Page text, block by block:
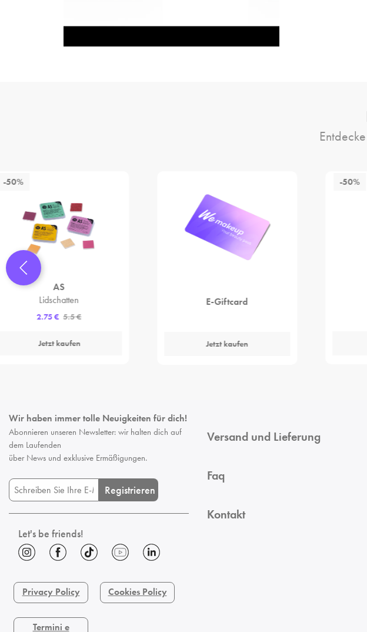
-50%
AS
Lidschatten
2.75 € 5.5 €
Jetzt kaufen
E-Giftcard
Jetzt kaufen
-50%
Wir haben immer tolle Neuigkeiten für dich!
Abonnieren unseren Newsletter: wir halten dich auf
dem Laufenden
über News und exklusive Ermäßigungen.
Registrieren
Let's be friends!
Privacy Policy Cookies Policy
Termini e
Versand und Lieferung
Faq
Kontakt